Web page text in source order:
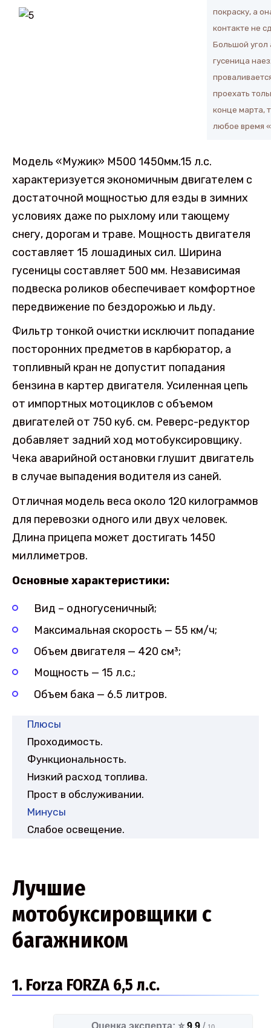
покраску, а
контакте не
Большой угол
гусеница
проехать
конце марта,
любое время
Модель «Мужик» М500 1450мм.15 л.с.
характеризуется экономичным двигателем с
достаточной мощностью для езды в зимних
условиях даже по рыхлому или тающему
снегу, дорогам и траве. Мощность двигателя
составляет 15 лошадиных сил. Ширина
гусеницы составляет 500 мм. Независимая
подвеска роликов обеспечивает комфортное
передвижение по бездорожью и льду.
Фильтр тонкой очистки исключит попадание
посторонних предметов в карбюратор, а
топливный кран не допустит попадания
бензина в картер двигателя. Усиленная цепь
от импортных мотоциклов с объемом
двигателей от 750 куб. см. Реверс-редуктор
добавляет задний ход мотобуксировщику.
Чека аварийной остановки глушит двигатель
в случае выпадения водителя из саней.
Отличная модель веса около 120 килограммов
для перевозки одного или двух человек.
Длина прицепа может достигать 1450
миллиметров.
Основные характеристики:
Вид – одногусеничный;
Максимальная скорость — 55 км/ч;
Объем двигателя — 420 см³;
Мощность — 15 л.с.;
Объем бака — 6.5 литров.
Плюсы
Проходимость.
Функциональность.
Низкий расход топлива.
Прост в обслуживании.
Минусы
Слабое освещение.
Лучшие
мотобуксировщики с
багажником
1. Forza FORZA 6,5 л.с.